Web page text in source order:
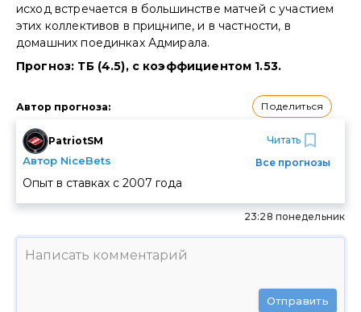
исход встречается в большинстве матчей с участием
этих коллективов в прицнипе, и в частности, в
домашних поединках Адмирала.
Прогноз: ТБ (4.5), с коэффициентом 1.53.
Автор прогноза: Поделиться
PatriotSM
Автор NiceBets
Читать
Все прогнозы
Опыт в ставках с 2007 года
23:28 понедельник
Отправить